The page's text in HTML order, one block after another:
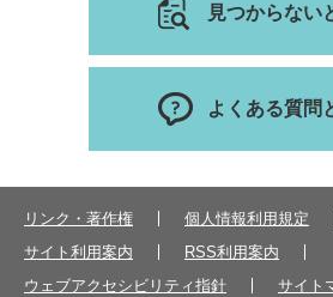
見つからない
よくある質問
リンク・著作権
個人情報利用規定
サイト利用案内
RSS利用案内
ウェブアクセシビリティ指針
サイト